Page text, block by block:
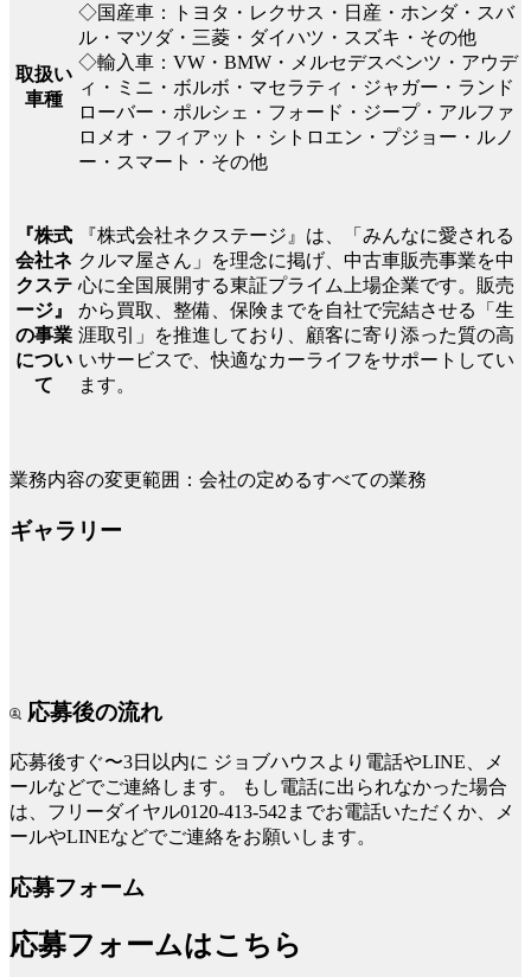
取扱い
車種
◇国産車：トヨタ・レクサス・日産・ホンダ・スバ
ル・マツダ・三菱・ダイハツ・スズキ・その他
◇輸入車：VW・BMW・メルセデスベンツ・アウデ
ィ・ミニ・ボルボ・マセラティ・ジャガー・ランド
ローバー・ポルシェ・フォード・ジープ・アルファ
ロメオ・フィアット・シトロエン・プジョー・ルノ
ー・スマート・その他
『株式
会社ネ
クステ
ージ』
の事業
につい
て
『株式会社ネクステージ』は、「みんなに愛される
クルマ屋さん」を理念に掲げ、中古車販売事業を中
心に全国展開する東証プライム上場企業です。販売
から買取、整備、保険までを自社で完結させる「生
涯取引」を推進しており、顧客に寄り添った質の高
いサービスで、快適なカーライフをサポートしてい
ます。
業務内容の変更範囲：会社の定めるすべての業務
ギャラリー
応募後の流れ
応募後すぐ〜3日以内に ジョブハウスより電話やLINE、メ
ールなどでご連絡します。
もし電話に出られなかった場合
は、フリーダイヤル0120-413-542までお電話いただくか、メ
ールやLINEなどでご連絡をお願いします。
応募フォーム
応募フォームはこちら